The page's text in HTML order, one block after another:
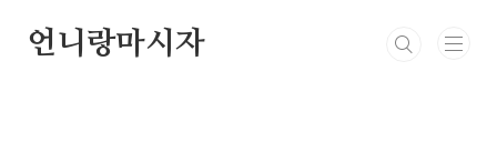
언니랑마시자